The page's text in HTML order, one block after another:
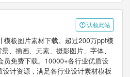
认领此站
模板图片素材下载。超过200万ppt模
、插画、元素、摄影图片、字体、
员免费下载。10000+各行业优质设
计资源，满足各行业设计素材模板